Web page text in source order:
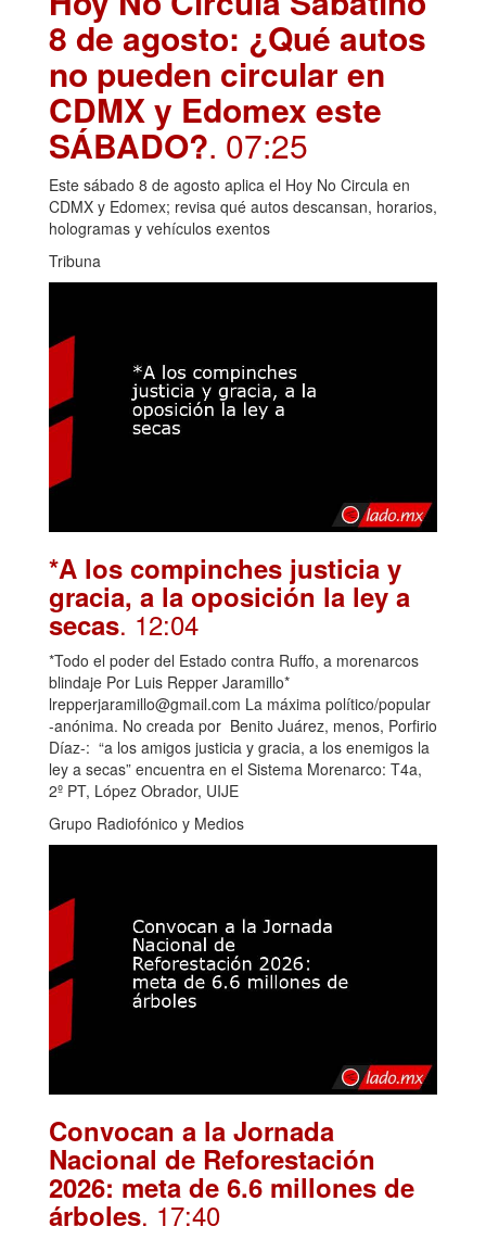
8 de agosto: ¿Qué autos
no pueden circular en
CDMX y Edomex este
SÁBADO?. 07:25
Este sábado 8 de agosto aplica el Hoy No Circula en
CDMX y Edomex; revisa qué autos descansan, horarios,
hologramas y vehículos exentos
Tribuna
*A los compinches justicia y
gracia, a la oposición la ley a
secas. 12:04
*Todo el poder del Estado contra Ruffo, a morenarcos
blindaje Por Luis Repper Jaramillo*
lrepperjaramillo@gmail.com La máxima político/popular
-anónima. No creada por Benito Juárez, menos, Porfirio
Díaz-: “a los amigos justicia y gracia, a los enemigos la
ley a secas” encuentra en el Sistema Morenarco: T4a,
2º PT, López Obrador, UIJE
Grupo Radiofónico y Medios
Convocan a la Jornada
Nacional de Reforestación
2026: meta de 6.6 millones de
árboles. 17:40